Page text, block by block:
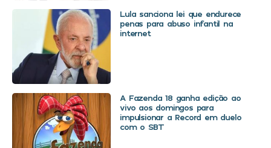
Lula sanciona lei que endurece
penas para abuso infantil na
internet
A Fazenda 18 ganha edição ao
vivo aos domingos para
impulsionar a Record em duelo
com o SBT